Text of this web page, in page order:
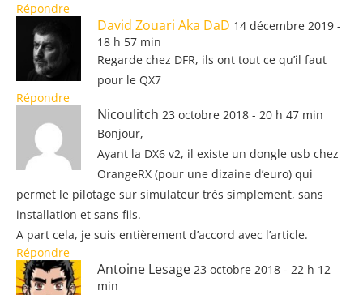
Répondre
David Zouari Aka DaD 14 décembre 2019 -
18 h 57 min
Regarde chez DFR, ils ont tout ce qu’il faut
pour le QX7
Répondre
Nicoulitch 23 octobre 2018 - 20 h 47 min
Bonjour,
Ayant la DX6 v2, il existe un dongle usb chez
OrangeRX (pour une dizaine d’euro) qui
permet le pilotage sur simulateur très simplement, sans
installation et sans fils.
A part cela, je suis entièrement d’accord avec l’article.
Répondre
Antoine Lesage 23 octobre 2018 - 22 h 12
min